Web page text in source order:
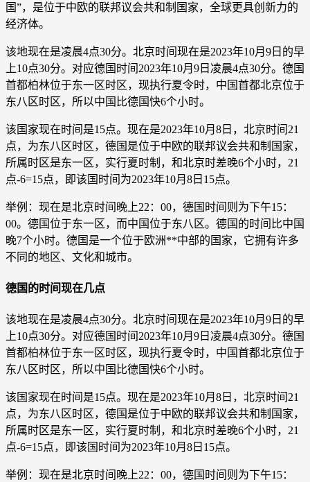
国”，是位于中欧的联邦议会共和制国家，全球更具创新力的
经济体。
该地现在是凌晨4点30分。北京时间现在是2023年10月9日的早
上10点30分。对应德国时间2023年10月9日凌晨4点30分。德国
首都柏林位于东一区时区，现执行夏令时，中国首都北京位于
东八区时区，所以中国比德国快6个小时。
该国家现在时间是15点。现在是2023年10月8日，北京时间21
点，为东八区时区，德国是位于中欧的联邦议会共和制国家，
所属时区是东一区，实行夏时制，和北京时差晚6个小时，21
点-6=15点，即该国时间为2023年10月8日15点。
举例：现在是北京时间晚上22：00，德国时间则为下午15：
00。德国位于东一区，而中国位于东八区。德国的时间比中国
晚7个小时。德国是一个位于欧洲**中部的国家，它拥有许多
不同的地区、文化和城市。
德国的时间现在几点
该地现在是凌晨4点30分。北京时间现在是2023年10月9日的早
上10点30分。对应德国时间2023年10月9日凌晨4点30分。德国
首都柏林位于东一区时区，现执行夏令时，中国首都北京位于
东八区时区，所以中国比德国快6个小时。
该国家现在时间是15点。现在是2023年10月8日，北京时间21
点，为东八区时区，德国是位于中欧的联邦议会共和制国家，
所属时区是东一区，实行夏时制，和北京时差晚6个小时，21
点-6=15点，即该国时间为2023年10月8日15点。
举例：现在是北京时间晚上22：00，德国时间则为下午15：